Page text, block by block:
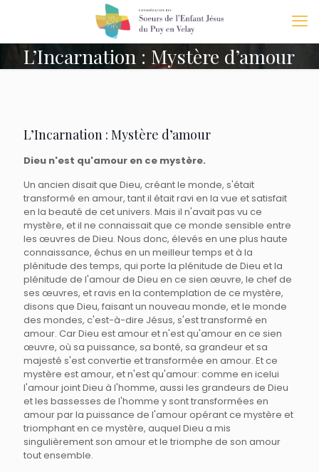
L’Incarnation : Mystère d’amour
L’Incarnation : Mystère d’amour
Dieu n'est qu'amour en ce mystère.
Un ancien disait que Dieu, créant le monde, s'était
transformé en amour, tant il était ravi en la vue et satisfait
en la beauté de cet univers. Mais il n'avait pas vu ce
mystère, et il ne connaissait que ce monde sensible entre
les œuvres de Dieu. Nous donc, élevés en une plus haute
connaissance, échus en un meilleur temps et à la
plénitude des temps, qui porte la plénitude de Dieu et la
plénitude de l'amour de Dieu en ce sien œuvre, le chef de
ses œuvres, et ravis en la contemplation de ce mystère,
disons que Dieu, faisant un nouveau monde, et le monde
des mondes, c'est-à-dire Jésus, s'est transformé en
amour. Car Dieu est amour et n'est qu'amour en ce sien
œuvre, où sa puissance, sa bonté, sa grandeur et sa
majesté s'est convertie et transformée en amour. Et ce
mystère est amour, et n'est qu'amour: comme en icelui
l'amour joint Dieu à l'homme, aussi les grandeurs de Dieu
et les bassesses de l'homme y sont transformées en
amour par la puissance de l'amour opérant ce mystère et
triomphant en ce mystère, auquel Dieu a mis
singulièrement son amour et le triomphe de son amour
tout ensemble.